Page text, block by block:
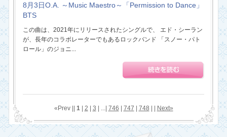
8月3日O.A. ～Music Maestro～「Permission to Dance」
BTS
この曲は、2021年にリリースされたシングルで、 エド・シーラン
が、長年のコラボレーターでもあるロックバンド 「スノー・パト
ロール」のジョニ...
«Prev || 1| 2 3 | ...| 746 747 748 Next»